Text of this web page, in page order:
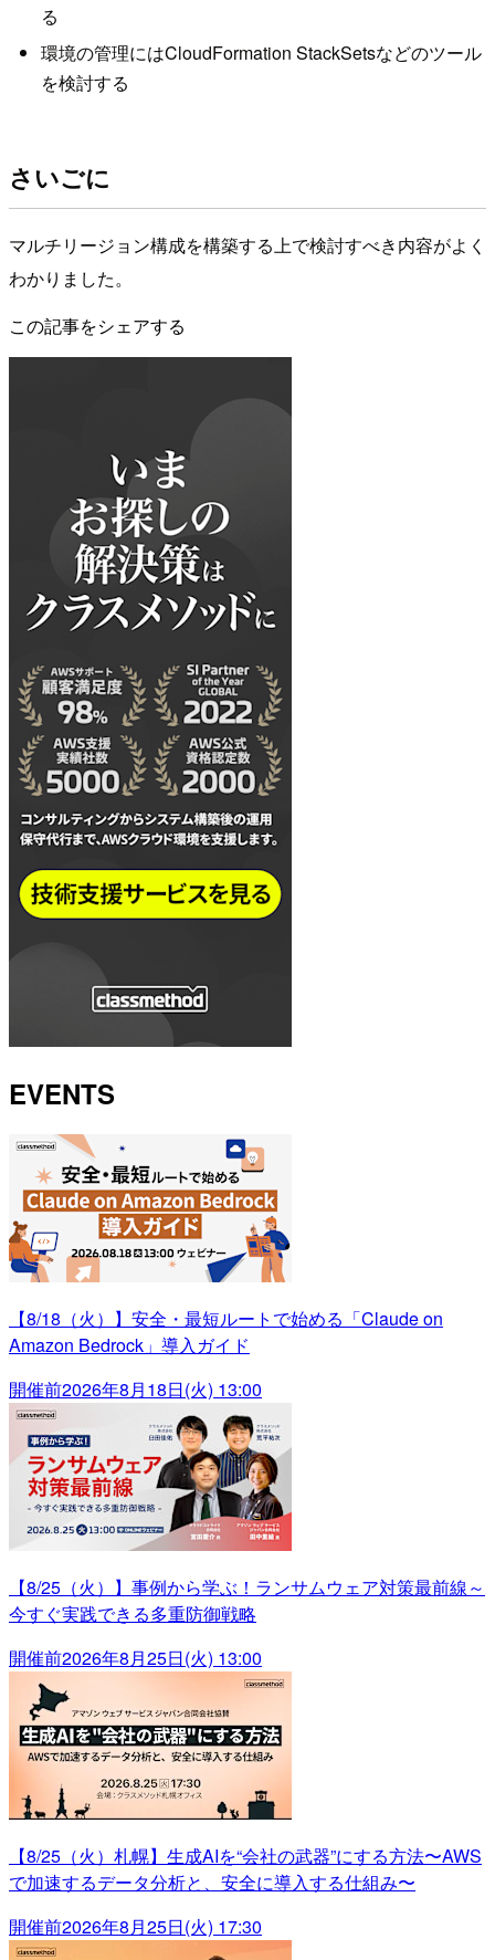
る
環境の管理にはCloudFormation StackSetsなどのツール
を検討する
さいごに
マルチリージョン構成を構築する上で検討すべき内容がよく
わかりました。
この記事をシェアする
EVENTS
【8/18（火）】安全・最短ルートで始める「Claude on
Amazon Bedrock」導入ガイド
開催前2026年8月18日(火) 13:00
【8/25（火）】事例から学ぶ！ランサムウェア対策最前線～
今すぐ実践できる多重防御戦略
開催前2026年8月25日(火) 13:00
【8/25（火）札幌】生成AIを“会社の武器”にする方法〜AWS
で加速するデータ分析と、安全に導入する仕組み〜
開催前2026年8月25日(火) 17:30